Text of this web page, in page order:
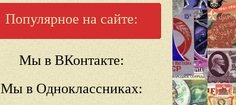
Популярное на сайте:
Мы в ВКонтакте:
Мы в Одноклассниках: